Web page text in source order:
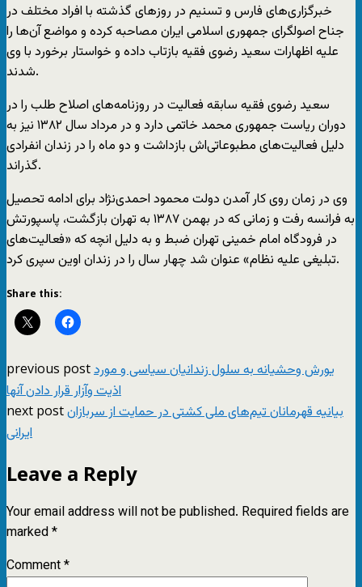
خبرگزاری‌های فارس و تسنیم در روزهای گذشته با افراد مختلف در
جناح اصولگرای جمهوری اسلامی ایران مصاحبه کرده و مواضع آن‌ها را
علیه اظهارات سعید رضوی فقیه بازتاب داده و خواستار برخورد با وی
شدند.
سعید رضوی فقیه سابقه فعالیت در روزنامه‌های اصلاح طلب را در
دوران ریاست جمهوری محمد خاتمی دارد و در مرداد سال ۱۳۸۲ نیز به
دلیل فعالیت‌های مطبوعاتی‌اش بازداشت و دو ماه را در زندان انفرادی
گذراند.
وی در زمان روی کار آمدن دولت محمود احمدی‌نژاد برای ادامه تحصیل
به فرانسه رفت و زمانی که در بهمن ۱۳۸۷ به تهران بازگشت، پاسپورتش
در فرودگاه امام خمینی تهران ضبط و به دلیل انچه که «فعالیت‌های
تبلیغی علیه نظام» عنوان شد چهار سال را در زندان اوین سپری کرد.
Share this:
previous postیورش وحشیانه به سلول زندانیان سیاسی و مورد
اذیت وآزار قرار دادن آنها
next postبیانیه قهرمانان تیم‌های ملی کشتی در حمایت از سربازان
ایرانی
Leave a Reply
Your email address will not be published. Required fields are
marked*
Comment*